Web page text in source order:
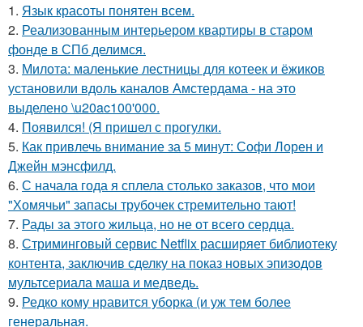
1. Язык красоты понятен всем.
2. Реализованным интерьером квартиры в старом
фонде в СПб делимся.
3. Милота: маленькие лестницы для котеек и ёжиков
установили вдоль каналов Амстердама - на это
выделено \u20ac100'000.
4. Появился! (Я пришел с прогулки.
5. Как привлечь внимание за 5 минут: Софи Лорен и
Джейн мэнсфилд.
6. С начала года я сплела столько заказов, что мои
"Хомячьи" запасы трубочек стремительно тают!
7. Рады за этого жильца, но не от всего сердца.
8. Стриминговый сервис Netflix расширяет библиотеку
контента, заключив сделку на показ новых эпизодов
мультсериала маша и медведь.
9. Редко кому нравится уборка (и уж тем более
генеральная.